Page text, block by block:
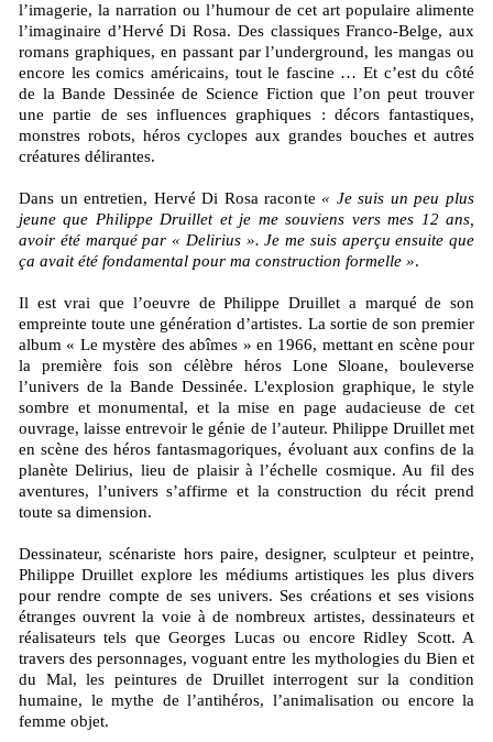
l’imagerie, la narration ou l’humour de cet art populaire alimente
l’imaginaire d’Hervé Di Rosa. Des classiques Franco-Belge, aux
romans graphiques, en passant par l’underground, les mangas ou
encore les comics américains, tout le fascine … Et c’est du côté
de la Bande Dessinée de Science Fiction que l’on peut trouver
une partie de ses influences graphiques : décors fantastiques,
monstres robots, héros cyclopes aux grandes bouches et autres
créatures délirantes.
Dans un entretien, Hervé Di Rosa raconte« Je suis un peu plus
jeune que Philippe Druillet et je me souviens vers mes 12 ans,
avoir été marqué par « Delirius ». Je me suis aperçu ensuite que
ça avait été fondamental pour ma construction formelle ».
Il est vrai que l’oeuvre de Philippe Druillet a marqué de son
empreinte toute une génération d’artistes. La sortie de son premier
album « Le mystère des abîmes » en 1966, mettant en scène pour
la première fois son célèbre héros Lone Sloane, bouleverse
l’univers de la Bande Dessinée. L'explosion graphique, le style
sombre et monumental, et la mise en page audacieuse de cet
ouvrage, laisse entrevoir le génie de l’auteur. Philippe Druillet met
en scène des héros fantasmagoriques, évoluant aux confins de la
planète Delirius, lieu de plaisir à l’échelle cosmique. Au fil des
aventures, l’univers s’affirme et la construction du récit prend
toute sa dimension.
Dessinateur, scénariste hors paire, designer, sculpteur et peintre,
Philippe Druillet explore les médiums artistiques les plus divers
pour rendre compte de ses univers. Ses créations et ses visions
étranges ouvrent la voie à de nombreux artistes, dessinateurs et
réalisateurs tels que Georges Lucas ou encore Ridley Scott. A
travers des personnages, voguant entre les mythologies du Bien et
du Mal, les peintures de Druillet interrogent sur la condition
humaine, le mythe de l’antihéros, l’animalisation ou encore la
femme objet.